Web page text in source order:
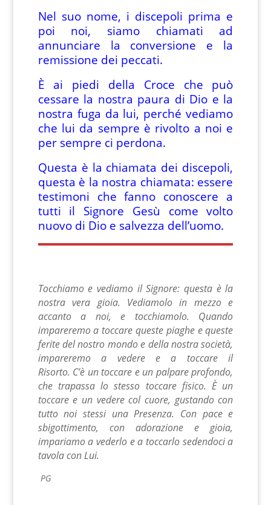
Nel suo nome, i discepoli prima e
poi noi, siamo chiamati ad
annunciare la conversione e la
remissione dei peccati.
È ai piedi della Croce che può
cessare la nostra paura di Dio e la
nostra fuga da lui, perché vediamo
che lui da sempre è rivolto a noi e
per sempre ci perdona.
Questa è la chiamata dei discepoli,
questa è la nostra chiamata: essere
testimoni che fanno conoscere a
tutti il Signore Gesù come volto
nuovo di Dio e salvezza dell’uomo.
Tocchiamo e vediamo il Signore: questa è la
nostra vera gioia. Vediamolo in mezzo e
accanto a noi, e tocchiamolo. Quando
impareremo a toccare queste piaghe e queste
ferite del nostro mondo e della nostra società,
impareremo a vedere e a toccare il
Risorto. C’è un toccare e un palpare profondo,
che trapassa lo stesso toccare fisico. È un
toccare e un vedere col cuore, gustando con
tutto noi stessi una Presenza. Con pace e
sbigottimento, con adorazione e gioia,
impariamo a vederlo e a toccarlo sedendoci a
tavola con Lui.
PG